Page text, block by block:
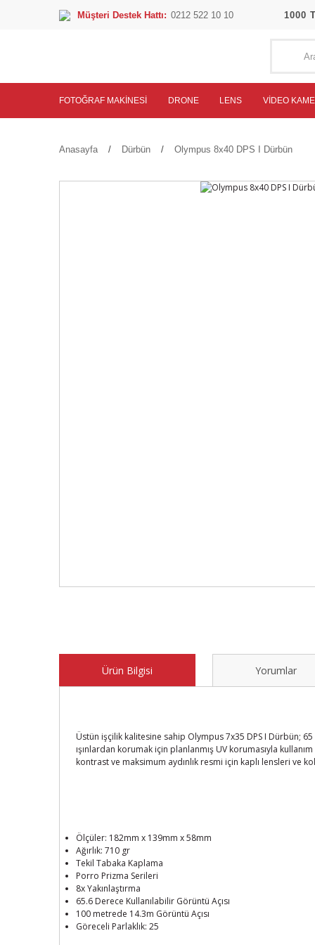
Müşteri Destek Hattı: 0212 522 10 10 1000
FOTOĞRAF MAKINESI DRONE LENS VIDEO
Anasayfa Dürbün Olympus 8x40 DPS I Dürbün
Ürün Bilgisi Yorumlar
Üstün işçilik kalitesine sahip Olympus 7x35 DPS I Dürbün;
ışınlardan korumak için planlanmış UV korumasıyla
kontrast ve maksimum aydınlık resmi için kaplı lensleri ve
Ölçüler: 182mm x 139mm x 58mm
Ağırlık: 710 gr
Tekil Tabaka Kaplama
Porro Prizma Serileri
8x Yakınlaştırma
65.6 Derece Kullanılabilir Görüntü Açısı
100 metrede 14.3m Görüntü Açısı
Göreceli Parlaklık: 25